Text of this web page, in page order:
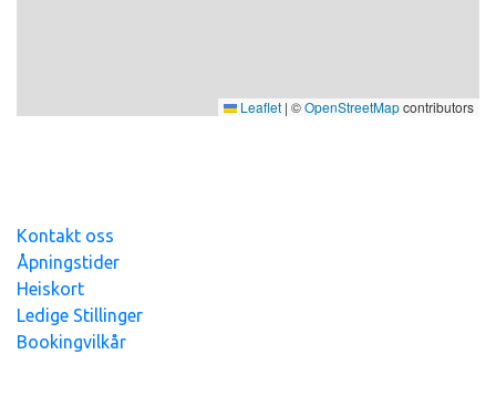
Leaflet | ©OpenStreetMapcontributors
Kontakt oss
Åpningstider
Heiskort
Ledige Stillinger
Bookingvilkår